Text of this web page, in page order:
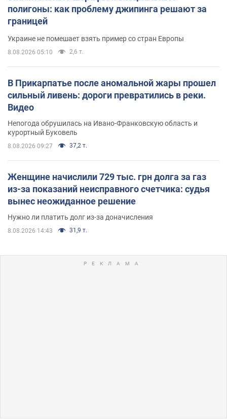
полигоны: как проблему джипинга решают за
границей
Украине не помешает взять пример со стран Европы
8.08.2026 05:10 2,6 т.
В Прикарпатье после аномальной жары прошел
сильный ливень: дороги превратились в реки.
Видео
Непогода обрушилась на Ивано-Франковскую область и
курортный Буковель
8.08.2026 09:27 37,2 т.
Женщине начислили 729 тыс. грн долга за газ
из-за показаний неисправного счетчика: судья
вынес неожиданное решение
Нужно ли платить долг из-за доначисления
8.08.2026 14:43 31,9 т.